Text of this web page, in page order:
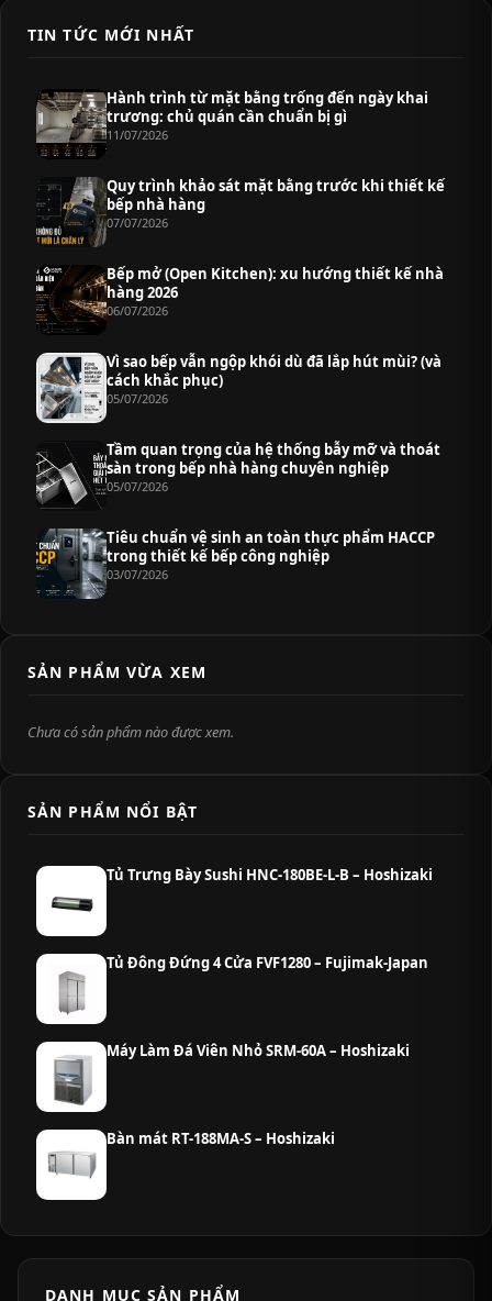
TIN TỨC MỚI NHẤT
Hành trình từ mặt bằng trống đến ngày khai
trương: chủ quán cần chuẩn bị gì
11/07/2026
Quy trình khảo sát mặt bằng trước khi thiết kế
bếp nhà hàng
07/07/2026
Bếp mở (Open Kitchen): xu hướng thiết kế nhà
hàng 2026
06/07/2026
Vì sao bếp vẫn ngộp khói dù đã lắp hút mùi? (và
cách khắc phục)
05/07/2026
Tầm quan trọng của hệ thống bẫy mỡ và thoát
sàn trong bếp nhà hàng chuyên nghiệp
05/07/2026
Tiêu chuẩn vệ sinh an toàn thực phẩm HACCP
trong thiết kế bếp công nghiệp
03/07/2026
SẢN PHẨM VỪA XEM
Chưa có sản phẩm nào được xem.
SẢN PHẨM NỔI BẬT
Tủ Trưng Bày Sushi HNC-180BE-L-B – Hoshizaki
Tủ Đông Đứng 4 Cửa FVF1280 – Fujimak-Japan
Máy Làm Đá Viên Nhỏ SRM-60A – Hoshizaki
Bàn mát RT-188MA-S – Hoshizaki
DANH MỤC SẢN PHẨM